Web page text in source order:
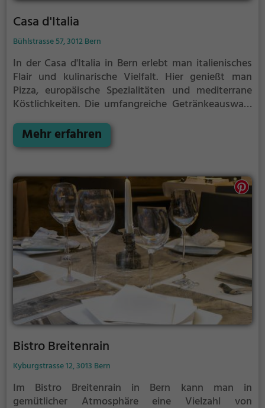
Casa d'Italia
Bühlstrasse 57, 3012 Bern
In der Casa d'Italia in Bern erlebt man italienisches
Flair und kulinarische Vielfalt. Hier genießt man
Pizza, europäische Spezialitäten und mediterrane
Köstlichkeiten. Die umfangreiche Getränkeauswahl
Cocktails. Auch für gesunde und vegetarische
Gerichte ist gesorgt. Sogar zum Frühstück wird hier
Atmosphäre, spüre das mediterrane Ambiente und
erlebe einen Genuss der Sinne. Die Casa d'Italia ist
der perfekte Ort, um sich kulinarisch verwöhnen zu
Mehr erfahren
Bistro Breitenrain
Kyburgstrasse 12, 3013 Bern
Im Bistro Breitenrain in Bern kann man in
gemütlicher Atmosphäre eine Vielzahl von